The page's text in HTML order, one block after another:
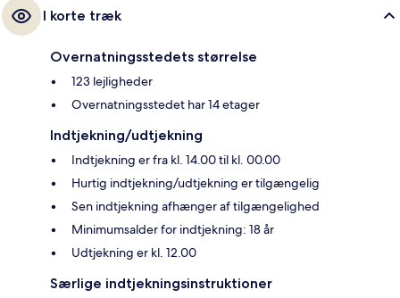
I korte træk
Overnatningsstedets størrelse
123 lejligheder
Overnatningsstedet har 14 etager
Indtjekning/udtjekning
Indtjekning er fra kl. 14.00 til kl. 00.00
Hurtig indtjekning/udtjekning er tilgængelig
Sen indtjekning afhænger af tilgængelighed
Minimumsalder for indtjekning: 18 år
Udtjekning er kl. 12.00
Særlige indtjekningsinstruktioner